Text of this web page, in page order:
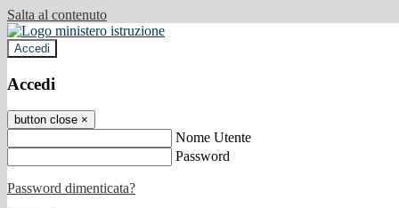
Salta al contenuto
Accedi
Accedi
button close ×
Nome Utente
Password
Password dimenticata?